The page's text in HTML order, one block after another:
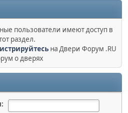
пользователи имеют доступ в
раздел.
на Двери Форум .RU
о дверях